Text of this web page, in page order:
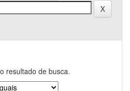
resultado de busca.